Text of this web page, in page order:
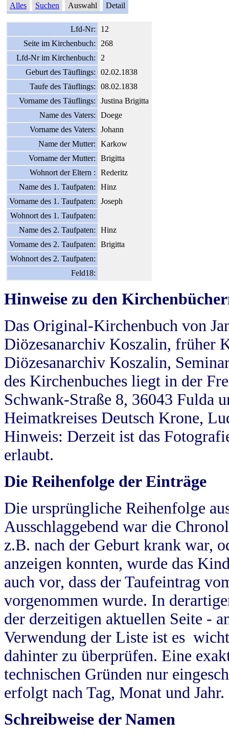
Alles Suchen Auswahl Detail
Lfd-Nr:
12
Seite im Kirchenbuch:
268
Lfd-Nr im Kirchenbuch:
2
Geburt des Täuflings:
02.02.1838
Taufe des Täuflings:
08.02.1838
Vorname des Täuflings:
Justina Brigitta
Name des Vaters:
Doege
Vorname des Vaters:
Johann
Name der Mutter:
Karkow
Vorname der Mutter:
Brigitta
Wohnort der Eltern :
Rederitz
Name des 1. Taufpaten:
Hinz
Vorname des 1. Taufpaten:
Joseph
Wohnort des 1. Taufpaten:
Name des 2. Taufpaten:
Hinz
Vorname des 2. Taufpaten:
Brigitta
Wohnort des 2. Taufpaten:
Feld18:
Hinweise zu den
Das Original-Kirchenbuch von
Diözesanarchiv Koszalin, früher
Diözesanarchiv Koszalin,
des Kirchenbuches liegt in der
Schwank-Straße 8, 36043 Fulda
Heimatkreises Deutsch Krone,
Hinweis: Derzeit ist das
erlaubt.
Die Reihenfolge der Einträge
Die ursprüngliche Reihenfolge
Ausschlaggebend war die
z.B. nach der Geburt krank war,
anzeigen konnten, wurde das
auch vor, dass der Taufeintrag
vorgenommen wurde. In
der derzeitigen aktuellen Seite -
Verwendung der Liste ist es
dahinter zu überprüfen. Eine
technischen Gründen nur
erfolgt nach Tag, Monat und Jahr.
Schreibweise der Namen